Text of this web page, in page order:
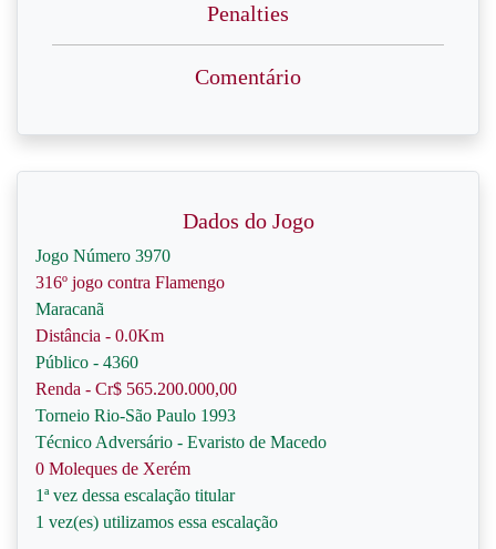
Penalties
Comentário
Dados do Jogo
Jogo Número 3970
316º jogo contra Flamengo
Maracanã
Distância - 0.0Km
Público - 4360
Renda - Cr$ 565.200.000,00
Torneio Rio-São Paulo 1993
Técnico Adversário - Evaristo de Macedo
0 Moleques de Xerém
1ª vez dessa escalação titular
1 vez(es) utilizamos essa escalação